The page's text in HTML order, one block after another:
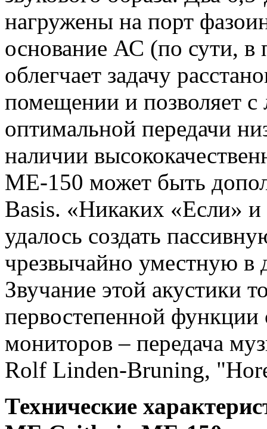
нагружены на порт
основание АС (по сути, в
облегчает задачу
помещении и позволяет с
оптимальной передачи
наличии
МЕ-150 может быть
Basis. «Hикаких «Если»
удалось создать
чрезвычайно уместную в
Звучание этой акустики
первостепенной
мониторов – передача
Rolf Linden-Bruning,
Технические